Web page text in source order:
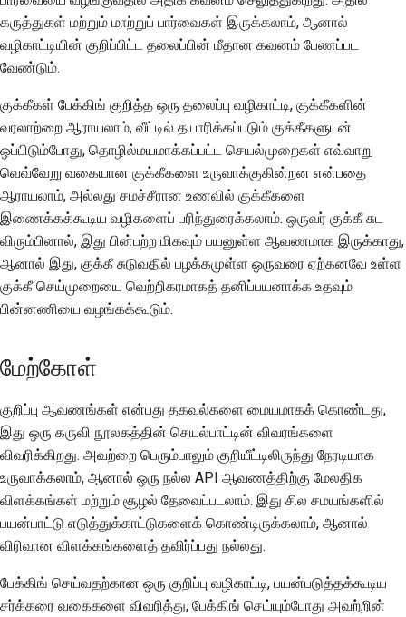
கருத்துகள் மற்றும் மாற்றுப் பார்வைகள் இருக்கலாம், ஆனால்
வழிகாட்டியின் குறிப்பிட்ட தலைப்பின் மீதான கவனம் பேணப்பட
வேண்டும்.
குக்கீகள் பேக்கிங் குறித்த ஒரு தலைப்பு வழிகாட்டி, குக்கீகளின்
வரலாற்றை ஆராயலாம், வீட்டில் தயாரிக்கப்படும் குக்கீகளுடன்
ஒப்பிடும்போது, தொழில்மயமாக்கப்பட்ட செயல்முறைகள் எவ்வாறு
வெவ்வேறு வகையான குக்கீகளை உருவாக்குகின்றன என்பதை
ஆராயலாம், அல்லது சமச்சீரான உணவில் குக்கீகளை
இணைக்கக்கூடிய வழிகளைப் பரிந்துரைக்கலாம். ஒருவர் குக்கீ சுட
விரும்பினால், இது பின்பற்ற மிகவும் பயனுள்ள ஆவணமாக இருக்காது,
ஆனால் இது, குக்கீ சுடுவதில் பழக்கமுள்ள ஒருவரை ஏற்கனவே உள்ள
குக்கீ செய்முறையை வெற்றிகரமாகத் தனிப்பயனாக்க உதவும்
பின்னணியை வழங்கக்கூடும்.
மேற்கோள்
குறிப்பு ஆவணங்கள் என்பது தகவல்களை மையமாகக் கொண்டது,
இது ஒரு கருவி நூலகத்தின் செயல்பாட்டின் விவரங்களை
விவரிக்கிறது. அவற்றை பெரும்பாலும் குறியீட்டிலிருந்து நேரடியாக
உருவாக்கலாம், ஆனால் ஒரு நல்ல API ஆவணத்திற்கு மேலதிக
விளக்கங்கள் மற்றும் சூழல் தேவைப்படலாம். இது சில சமயங்களில்
பயன்பாட்டு எடுத்துக்காட்டுகளைக் கொண்டிருக்கலாம், ஆனால்
விரிவான விளக்கங்களைத் தவிர்ப்பது நல்லது.
பேக்கிங் செய்வதற்கான ஒரு குறிப்பு வழிகாட்டி, பயன்படுத்தக்கூடிய
சர்க்கரை வகைகளை விவரித்து, பேக்கிங் செய்யும்போது அவற்றின்